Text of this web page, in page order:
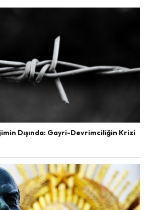
Dışında: Gayri-Devrimciliğin Krizi